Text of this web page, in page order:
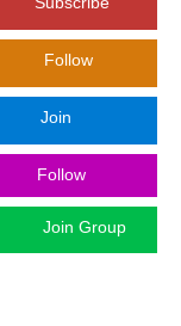
Follow
Join
Follow
Join Group